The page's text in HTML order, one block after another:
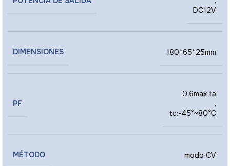
DC12V
DIMENSIONES 180*65*25mm
PF
0.6max ta
,
tc:-45°~80°C
MÉTODO modo CV